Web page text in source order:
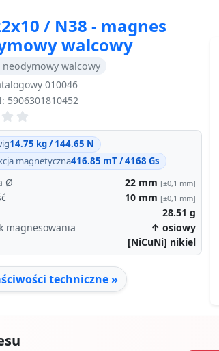
/ N38 - magnes
walcowy
neodymowy walcowy
010046
5906301810452
14.75 kg / 144.65 N
magnetyczna416.85 mT / 4168 Gs
Ø 22 mm [±0,1 mm]
10 mm [±0,1 mm]
28.51 g
magnesowania
↑ osiowy
[NiCuNi] nikiel
techniczne »